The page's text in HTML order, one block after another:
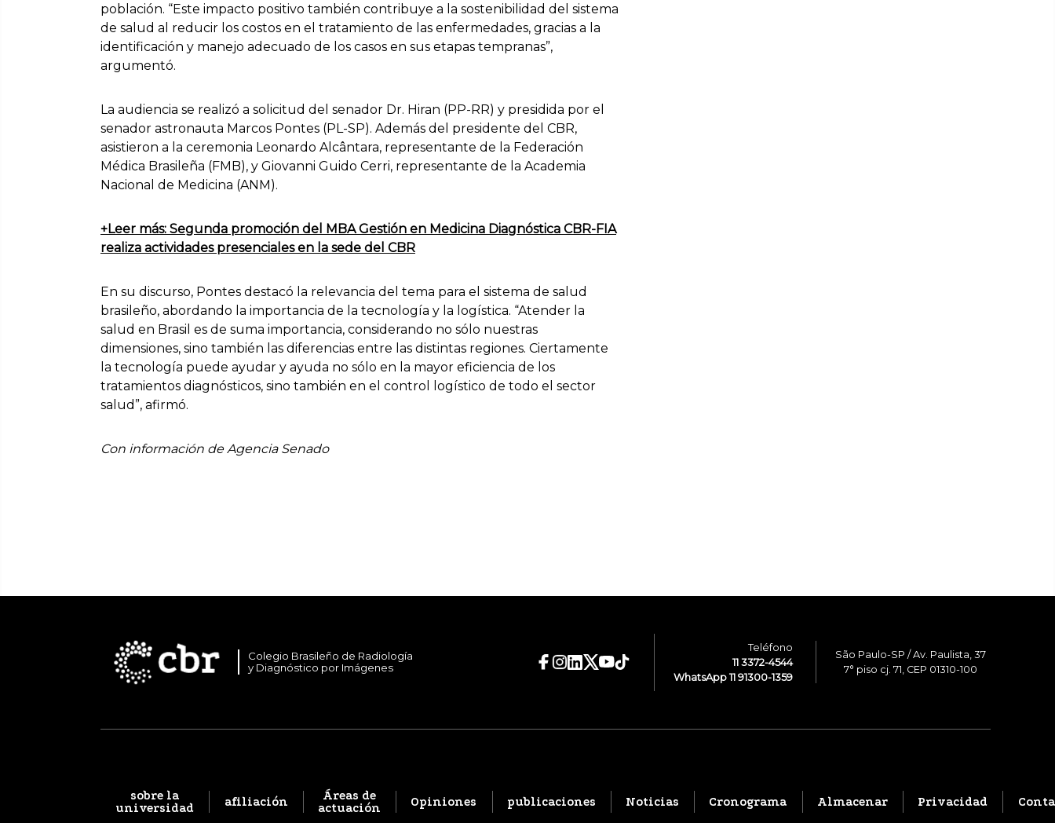
población. “Este impacto positivo también contribuye a la sostenibilidad del sistema
de salud al reducir los costos en el tratamiento de las enfermedades, gracias a la
identificación y manejo adecuado de los casos en sus etapas tempranas”,
argumentó.
La audiencia se realizó a solicitud del senador Dr. Hiran (PP-RR) y presidida por el
senador astronauta Marcos Pontes (PL-SP). Además del presidente del CBR,
asistieron a la ceremonia Leonardo Alcântara, representante de la Federación
Médica Brasileña (FMB), y Giovanni Guido Cerri, representante de la Academia
Nacional de Medicina (ANM).
+Leer más: Segunda promoción del MBA Gestión en Medicina Diagnóstica CBR-FIA
realiza actividades presenciales en la sede del CBR
En su discurso, Pontes destacó la relevancia del tema para el sistema de salud
brasileño, abordando la importancia de la tecnología y la logística. “Atender la
salud en Brasil es de suma importancia, considerando no sólo nuestras
dimensiones, sino también las diferencias entre las distintas regiones. Ciertamente
la tecnología puede ayudar y ayuda no sólo en la mayor eficiencia de los
tratamientos diagnósticos, sino también en el control logístico de todo el sector
salud”, afirmó.
Con información de Agencia Senado
Colegio Brasileño de Radiología
y Diagnóstico por Imágenes
sobre la
universidad
afiliación
Áreas de
actuación
Opiniones publicaciones Noticias Cronograma Almacenar Privacidad
Teléfono
11 3372-4544
WhatsApp 11 91300-1359
São Paulo-SP / Av. Paulista, 37
7° piso cj. 71, CEP 01310-100